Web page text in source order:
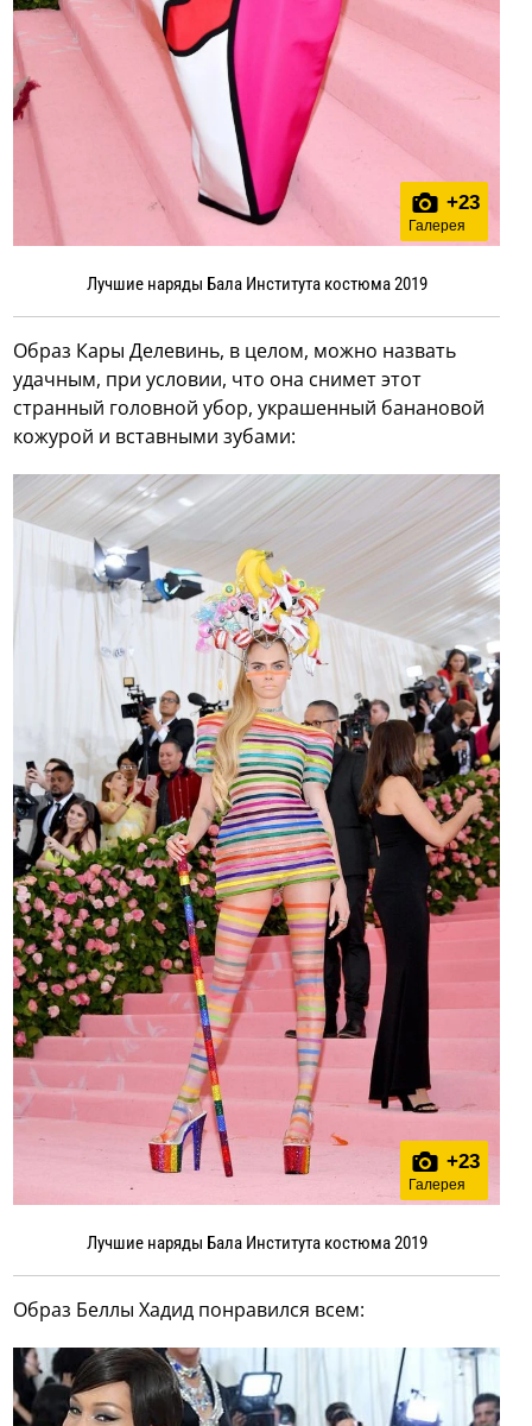
+23
Галерея
Лучшие наряды Бала Института костюма 2019
Образ Кары Делевинь, в целом, можно назвать
удачным, при условии, что она снимет этот
странный головной убор, украшенный банановой
кожурой и вставными зубами:
+23
Галерея
Лучшие наряды Бала Института костюма 2019
Образ Беллы Хадид понравился всем: